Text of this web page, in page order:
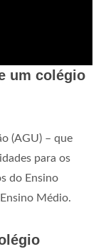
um colégio
(AGU) – que
para os
do Ensino
Médio.